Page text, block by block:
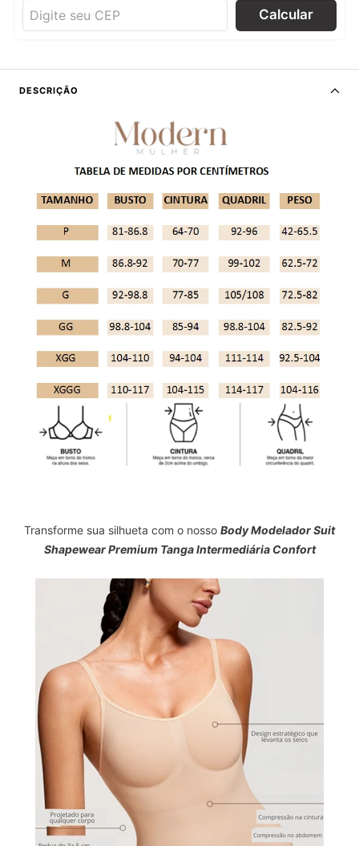
Calcular
DESCRIÇÃO
Transforme sua silhueta com o nosso Body Modelador Suit
Shapewear Premium Tanga Intermediária Confort